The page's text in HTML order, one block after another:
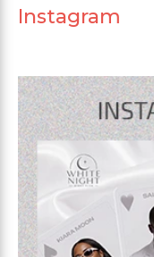
Instagram